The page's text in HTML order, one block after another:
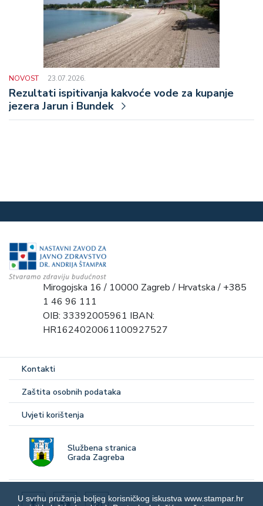
NOVOST 23.07.2026.
Rezultati ispitivanja kakvoće vode za kupanje
jezera Jarun i Bundek
Mirogojska 16 / 10000 Zagreb / Hrvatska / +385
1 46 96 111
OIB: 33392005961 IBAN:
HR1624020061100927527
Kontakti
Zaštita osobnih podataka
Uvjeti korištenja
Službena stranica
Grada Zagreba
U svrhu pružanja boljeg korisničkog iskustva www.stampar.hr